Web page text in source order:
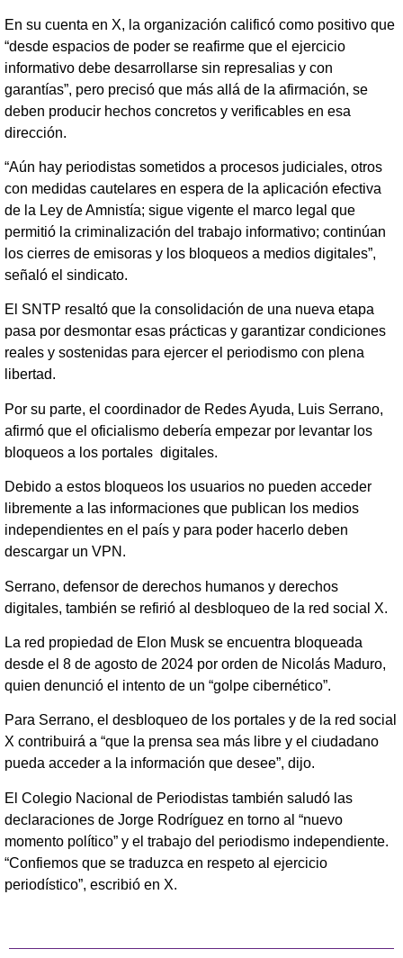
En su cuenta en X, la organización calificó como positivo que
“desde espacios de poder se reafirme que el ejercicio
informativo debe desarrollarse sin represalias y con
garantías”, pero precisó que más allá de la afirmación, se
deben producir hechos concretos y verificables en esa
dirección.
“Aún hay periodistas sometidos a procesos judiciales, otros
con medidas cautelares en espera de la aplicación efectiva
de la Ley de Amnistía; sigue vigente el marco legal que
permitió la criminalización del trabajo informativo; continúan
los cierres de emisoras y los bloqueos a medios digitales”,
señaló el sindicato.
El SNTP resaltó que la consolidación de una nueva etapa
pasa por desmontar esas prácticas y garantizar condiciones
reales y sostenidas para ejercer el periodismo con plena
libertad.
Por su parte, el coordinador de Redes Ayuda, Luis Serrano,
afirmó que el oficialismo debería empezar por levantar los
bloqueos a los portales digitales.
Debido a estos bloqueos los usuarios no pueden acceder
libremente a las informaciones que publican los medios
independientes en el país y para poder hacerlo deben
descargar un VPN.
Serrano, defensor de derechos humanos y derechos
digitales, también se refirió al desbloqueo de la red social X.
La red propiedad de Elon Musk se encuentra bloqueada
desde el 8 de agosto de 2024 por orden de Nicolás Maduro,
quien denunció el intento de un “golpe cibernético”.
Para Serrano, el desbloqueo de los portales y de la red social
X contribuirá a “que la prensa sea más libre y el ciudadano
pueda acceder a la información que desee”, dijo.
El Colegio Nacional de Periodistas también saludó las
declaraciones de Jorge Rodríguez en torno al “nuevo
momento político” y el trabajo del periodismo independiente.
“Confiemos que se traduzca en respeto al ejercicio
periodístico”, escribió en X.